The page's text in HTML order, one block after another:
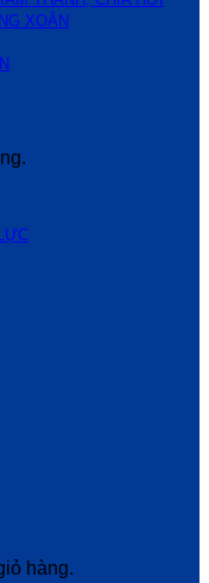
XOẮN
hàng.